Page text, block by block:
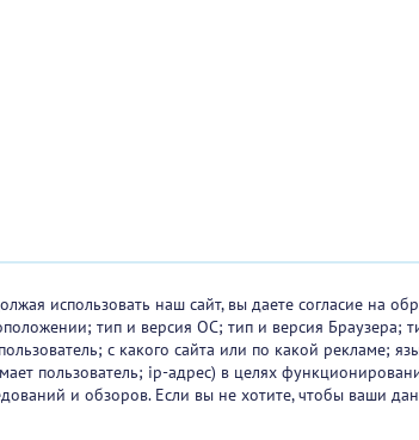
использовать наш сайт, вы даете согласие на
тип и версия ОС; тип и версия Браузера;
с какого сайта или по какой рекламе;
пользователь; ip-адрес) в целях
и обзоров. Если вы не хотите, чтобы ваши